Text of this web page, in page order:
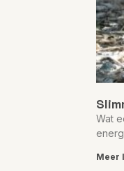
Wat
Meer